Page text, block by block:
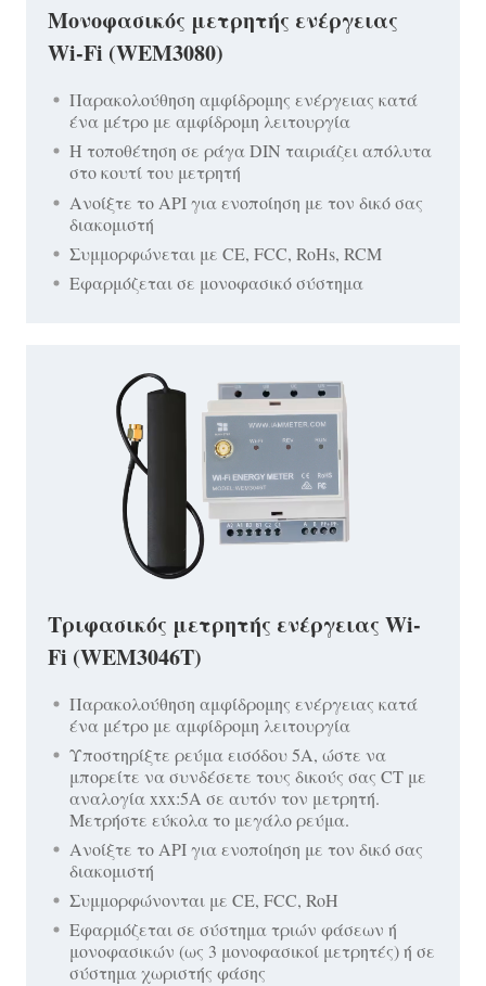
Μονοφασικός μετρητής ενέργειας
Wi-Fi (WEM3080)
Παρακολούθηση αμφίδρομης ενέργειας κατά
ένα μέτρο με αμφίδρομη λειτουργία
Η τοποθέτηση σε ράγα DIN ταιριάζει απόλυτα
στο κουτί του μετρητή
Ανοίξτε το API για ενοποίηση με τον δικό σας
διακομιστή
Συμμορφώνεται με CE, FCC, RoHs, RCM
Εφαρμόζεται σε μονοφασικό σύστημα
Τριφασικός μετρητής ενέργειας Wi-
Fi (WEM3046T)
Παρακολούθηση αμφίδρομης ενέργειας κατά
ένα μέτρο με αμφίδρομη λειτουργία
Υποστηρίξτε ρεύμα εισόδου 5A, ώστε να
μπορείτε να συνδέσετε τους δικούς σας CT με
αναλογία xxx:5A σε αυτόν τον μετρητή.
Μετρήστε εύκολα το μεγάλο ρεύμα.
Ανοίξτε το API για ενοποίηση με τον δικό σας
διακομιστή
Συμμορφώνονται με CE, FCC, RoH
Εφαρμόζεται σε σύστημα τριών φάσεων ή
μονοφασικών (ως 3 μονοφασικοί μετρητές) ή σε
σύστημα χωριστής φάσης